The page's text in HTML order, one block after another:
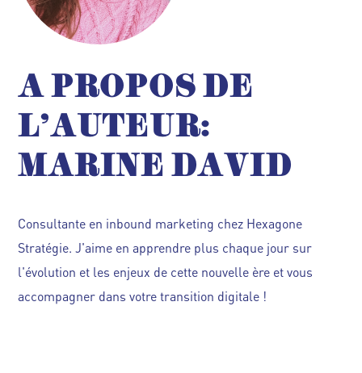
A PROPOS DE
L'AUTEUR:
MARINE DAVID
Consultante en inbound marketing chez Hexagone
Stratégie. J'aime en apprendre plus chaque jour sur
l'évolution et les enjeux de cette nouvelle ère et vous
accompagner dans votre transition digitale !